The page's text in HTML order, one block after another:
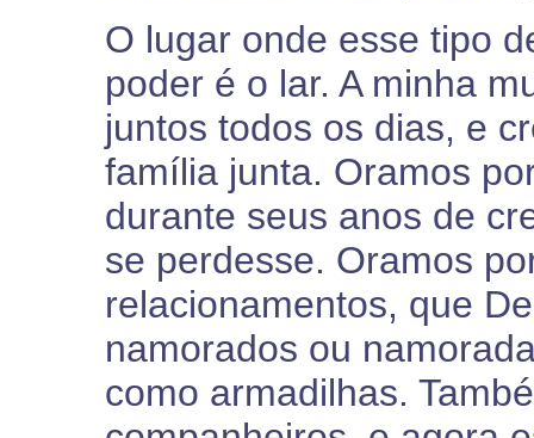
O lugar onde esse tipo
poder é o lar. A minha
juntos todos os dias, e
família junta. Oramos
durante seus anos de
se perdesse. Oramos
relacionamentos, que
namorados ou
como armadilhas.